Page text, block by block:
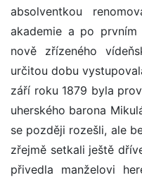
absolventkou
akademie a po
nově zřízeného
určitou dobu
září roku 1879 byla
uherského barona
se později rozešli, ale
zřejmě setkali ještě
přivedla manželovi